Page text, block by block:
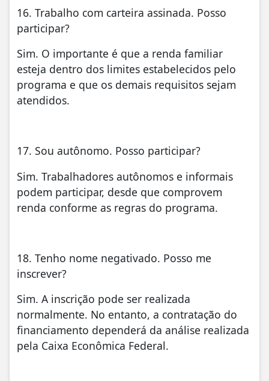
16. Trabalho com carteira assinada. Posso
participar?
Sim. O importante é que a renda familiar
esteja dentro dos limites estabelecidos pelo
programa e que os demais requisitos sejam
atendidos.
17. Sou autônomo. Posso participar?
Sim. Trabalhadores autônomos e informais
podem participar, desde que comprovem
renda conforme as regras do programa.
18. Tenho nome negativado. Posso me
inscrever?
Sim. A inscrição pode ser realizada
normalmente. No entanto, a contratação do
financiamento dependerá da análise realizada
pela Caixa Econômica Federal.